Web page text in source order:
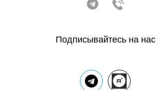
Подписывайтесь на нас